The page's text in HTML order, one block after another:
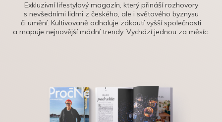
Exkluzivní lifestylový magazín, který přináší rozhovory
s nevšedními lidmi z českého, ale i světového byznysu
či umění. Kultivovaně odhaluje zákoutí vyšší společnosti
a mapuje nejnovější módní trendy. Vychází jednou za měsíc.